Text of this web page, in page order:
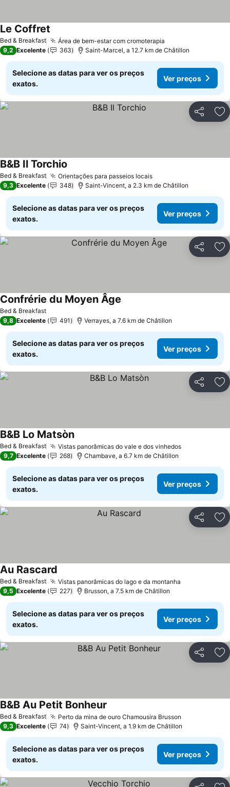
Bed & Breakfast Área de bem-estar com cromoterapia
Le Coffret
9,2 Excelente 363 Saint-Marcel, a 12.7 km de Châtillon
Selecione as datas para ver os preços
exatos.
Ver preços
Partilhar
Bed & Breakfast Orientações para passeios locais
B&B Il Torchio
9,3 Excelente 348 Saint-Vincent, a 2.3 km de Châtillon
Selecione as datas para ver os preços
exatos.
Ver preços
Partilhar
Bed & Breakfast
Confrérie du Moyen Âge
9,8 Excelente 491 Verrayes, a 7.6 km de Châtillon
Selecione as datas para ver os preços
exatos.
Ver preços
Partilhar
Bed & Breakfast Vistas panorâmicas do vale e dos vinhedos
B&B Lo Matsòn
9,7 Excelente 268 Chambave, a 6.7 km de Châtillon
Selecione as datas para ver os preços
exatos.
Ver preços
Partilhar
Bed & Breakfast Vistas panorâmicas do lago e da montanha
Au Rascard
9,5 Excelente 227 Brusson, a 7.5 km de Châtillon
Selecione as datas para ver os preços
exatos.
Ver preços
Partilhar
Bed & Breakfast Perto da mina de ouro Chamousira Brusson
B&B Au Petit Bonheur
9,3 Excelente 74 Saint-Vincent, a 1.9 km de Châtillon
Selecione as datas para ver os preços
exatos.
Ver preços